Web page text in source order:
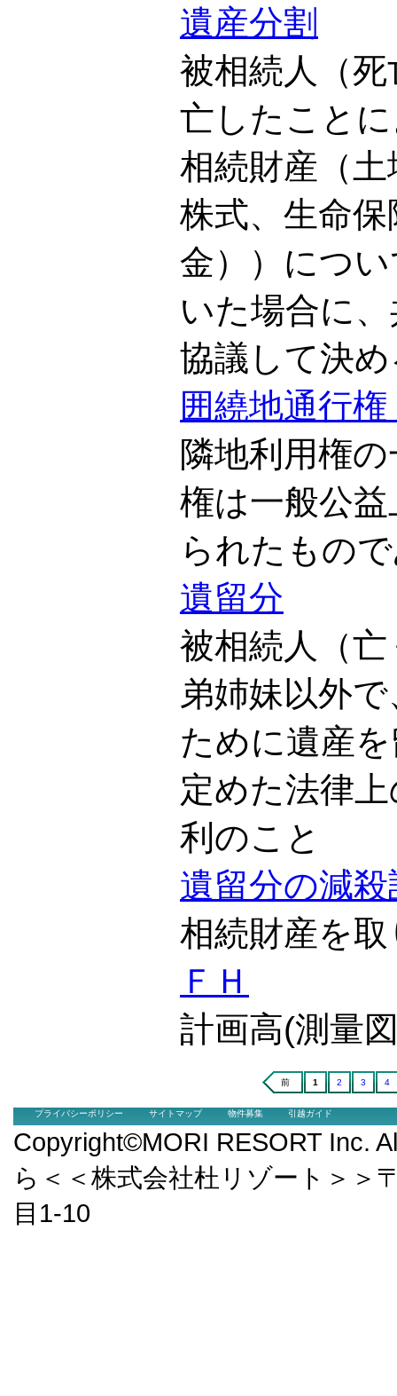
遺産分割
被相続人（
亡したこと
相続財産（
株式、生命
金））につ
いた場合に
協議して決
囲繞地通行
隣地利用権
権は一般公
られたもの
遺留分
被相続人（
弟姉妹以外
ために遺産
定めた法律
利のこと
遺留分の減
相続財産を
ＦＨ
計画高(測量
前 1 2 3 4
プライバシーポリシー サイトマップ 物件募集 引越ガイド
Copyright©MORI RESORT Inc.
ら＜＜株式会社杜リゾート＞＞
目1-10